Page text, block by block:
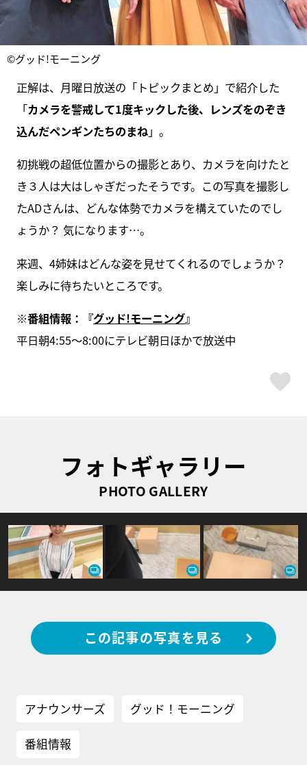
©グッド!モーニング
正解は、月曜日放送の「トピックまとめ」で紹介した
「カメラを警戒して1度キックした後、レンズをのぞき
込んだペンギンたちのまね」。
初挑戦の超低位置からの撮影とあり、カメラを向けたと
き３人は大はしゃぎだったそうです。この写真を撮影し
たADさんは、どんな体勢でカメラを構えていたのでし
ょうか？ 気になります…。
来週、4姉妹はどんな姿を見せてくれるのでしょうか？
楽しみに待ちたいところです。
※番組情報：『グッド!モーニング』
平日朝4:55～8:00にテレビ朝日ほかで放送中
フォトギャラリー
PHOTO GALLERY
この記事の写真を見る
アナウンサーズ グッド！モーニング
番組情報